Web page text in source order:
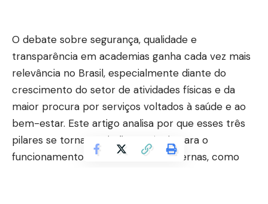
O debate sobre segurança, qualidade e
transparência em academias ganha cada vez mais
relevância no Brasil, especialmente diante do
crescimento do setor de atividades físicas e da
maior procura por serviços voltados à saúde e ao
bem-estar. Este artigo analisa por que esses três
pilares se tornaram indispensáveis para o
funcionamento das academias modernas, como